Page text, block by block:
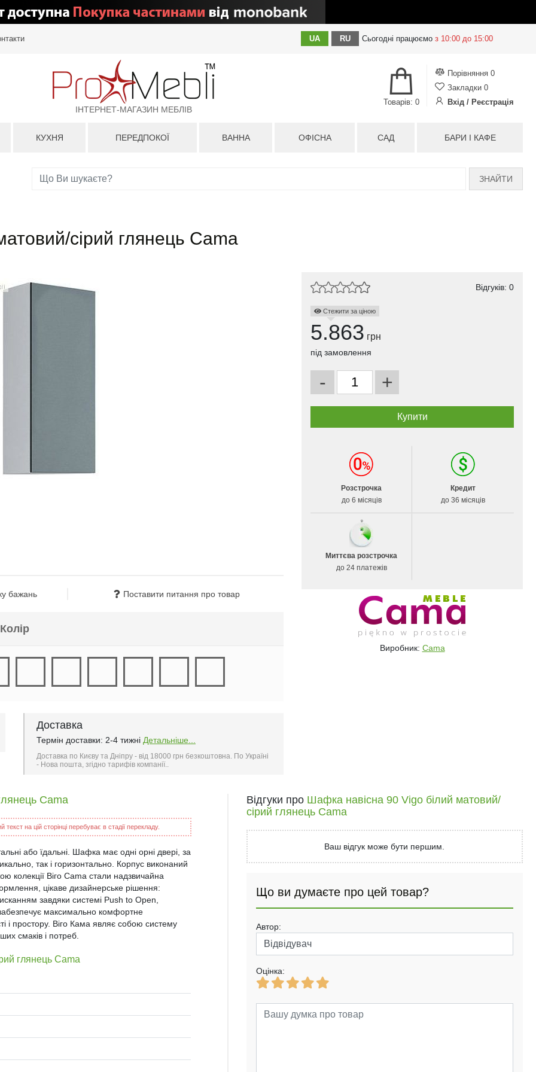
UA RU Сьогодні працюємо з 10:00 до 15:00
ІНТЕРНЕТ-МАГАЗИН МЕБЛІВ
Порівняння 0
Закладки 0
Вхід / Реєстрація
Товарів: 0
КУХНЯ ПЕРЕДПОКОЇ ВАННА ОФІСНА САД БАРИ І КАФЕ
ЗНАЙТИ
сірий глянець Cama
бажань Поставити питання про товар
Колір
Доставка
Термін доставки: 2-4 тижні Детальніше...
Доставка по Києву та Дніпру - від 18000 грн безкоштовна. По Україні
- Нова пошта, згідно тарифів компанії..
Відгуків: 0
Стежити за ціною
5.863 грн
під замовлення
- +
Розстрочка
до 6 місяців
Кредит
до 36 місяців
Миттєва розстрочка
до 24 платежів
Виробник: Cama
Cama
на цій сторінці перебуває в стадії перекладу.
або їдальні. Шафка має одні орні двері, за
так і горизонтально. Корпус виконаний
колекції Віго Cama стали надзвичайна
цікаве дизайнерське рішення:
завдяки системі Push to Open,
максимально комфортне
і простору. Віго Кама являє собою систему
смаків і потреб.
глянець Cama
Відгуки про Шафка навісна 90 Vigo білий матовий/
сірий глянець Cama
Ваш відгук може бути першим.
Що ви думаєте про цей товар?
Автор:
Оцінка: